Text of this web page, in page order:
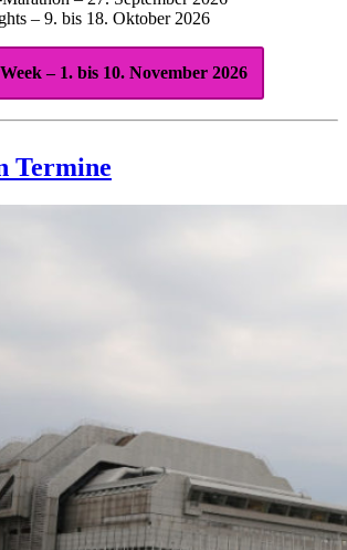
– 9. bis 18. Oktober 2026
– 1. bis 10. November 2026
Termine